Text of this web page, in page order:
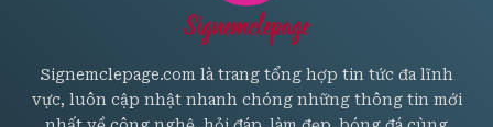
Signemclepage.com là trang tổng hợp tin tức đa lĩnh
vực, luôn cập nhật nhanh chóng những thông tin mới